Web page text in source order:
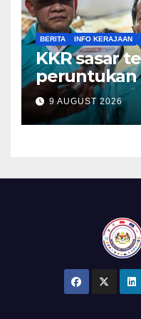
BERITA INFO KERAJAAN
KKR sasar
peruntukan
tertinggi
2027 –
9 AUGUST 2026